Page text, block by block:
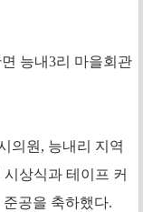
능내3리 마을회관
의원, 능내리 지역
상식과 테이프 커
공을 축하했다.